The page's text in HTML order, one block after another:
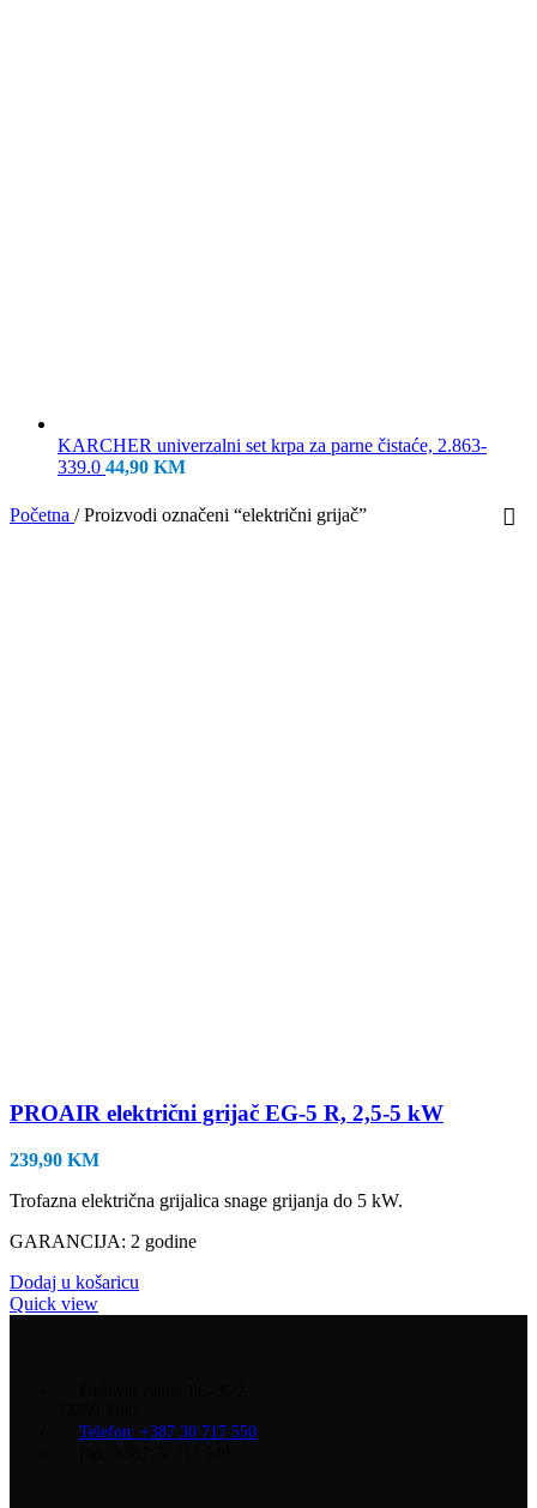
KARCHER univerzalni set krpa za parne čistaće, 2.863-
339.0 44,90 KM
Početna / Proizvodi označeni “električni grijač”
PROAIR električni grijač EG-5 R, 2,5-5 kW
239,90 KM
Trofazna električna grijalica snage grijanja do 5 kW.
GARANCIJA: 2 godine
Dodaj u košaricu
Quick view
Telefon: +387 30 717 550